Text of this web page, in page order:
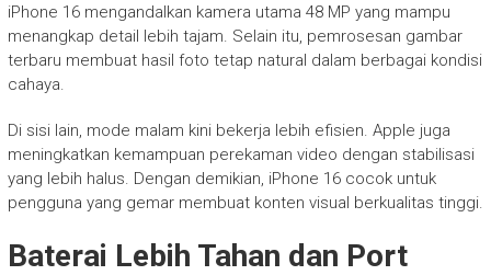
iPhone 16 mengandalkan kamera utama 48 MP yang mampu
menangkap detail lebih tajam. Selain itu, pemrosesan gambar
terbaru membuat hasil foto tetap natural dalam berbagai kondisi
cahaya.
Di sisi lain, mode malam kini bekerja lebih efisien. Apple juga
meningkatkan kemampuan perekaman video dengan stabilisasi
yang lebih halus. Dengan demikian, iPhone 16 cocok untuk
pengguna yang gemar membuat konten visual berkualitas tinggi.
Baterai Lebih Tahan dan Port